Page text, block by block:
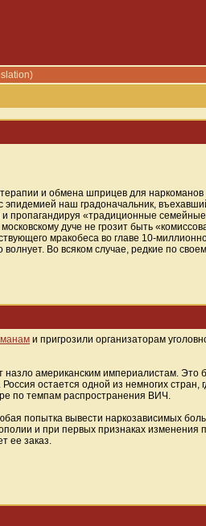
и обмена шприцев для наркоманов
наш градоначальник,
пропагандируя «традиционные
дуче не грозит быть
мракобеса во главе 10-
Во всяком случае, редкие по
и пригрозили организаторам
американским империалистам. Это
остается одной из немногих стран,
по темпам распространения ВИЧ.
попытка вывести наркозависимых
и при первых признаках изменения
ее заказ.